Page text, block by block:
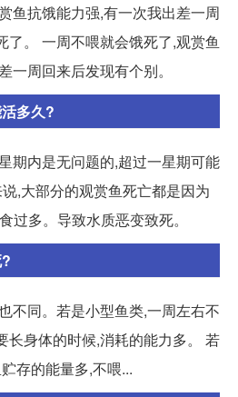
鱼抗饿能力强,有一次我出差一周
了。 一周不喂就会饿死了,观赏鱼
一周回来后发现有个别。
多久?
期内是无问题的,超过一星期可能
,大部分的观赏鱼死亡都是因为
过多。导致水质恶变致死。
不同。若是小型鱼类,一周左右不
长身体的时候,消耗的能力多。 若
存的能量多,不喂...